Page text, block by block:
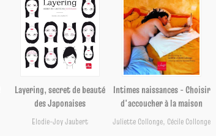
Layering, secret de beauté
des Japonaises
Elodie-Joy Jaubert
Intimes naissances - Choisir
d'accoucher à la maison
Juliette Collonge, Cécile Collonge